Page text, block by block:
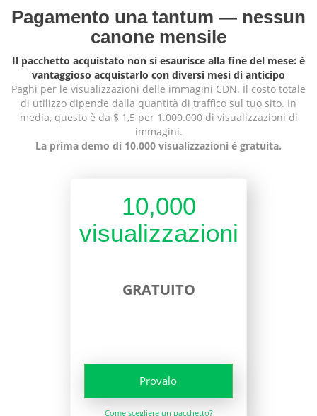
Pagamento una tantum — nessun
canone mensile
Il pacchetto acquistato non si esaurisce alla fine del mese: è
vantaggioso acquistarlo con diversi mesi di anticipo
Paghi per le visualizzazioni delle immagini CDN. Il costo totale
di utilizzo dipende dalla quantità di traffico sul tuo sito. In
media, questo è da $ 1,5 per 1.000.000 di visualizzazioni di
immagini.
La prima demo di 10,000 visualizzazioni è gratuita.
10,000
visualizzazioni
GRATUITO
Provalo
Come scegliere un pacchetto?